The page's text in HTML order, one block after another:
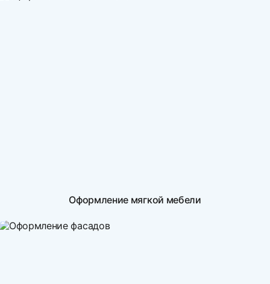
Оформление мягкой мебели